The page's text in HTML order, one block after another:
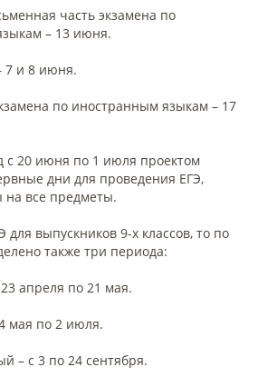
часть экзамена по
– 13 июня.
7 и 8 июня.
по иностранным языкам – 17
с 20 июня по 1 июля проектом
дни для проведения ЕГЭ,
на все предметы.
для выпускников 9-х классов, то по
также три периода:
апреля по 21 мая.
мая по 2 июля.
– с 3 по 24 сентября.